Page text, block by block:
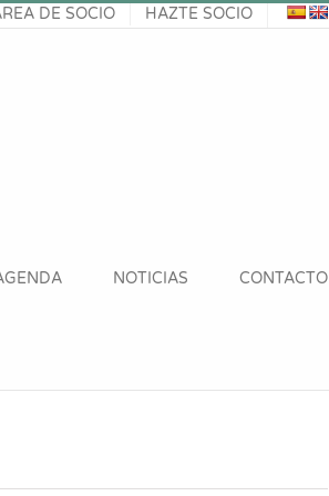
DE SOCIO HAZTE SOCIO
NOTICIAS CONTACTO